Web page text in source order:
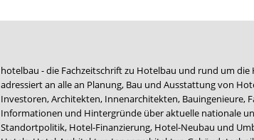
hotelbau - die Fachzeitschrift zu Hotelbau und rund um
adressiert an alle an Planung, Bau und Ausstattung von
Investoren, Architekten, Innenarchitekten, Bauingenieure,
Informationen und Hintergründe über aktuelle nationale
Standortpolitik, Hotel-Finanzierung, Hotel-Neubau und